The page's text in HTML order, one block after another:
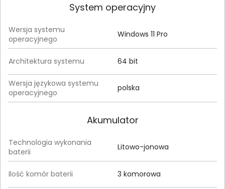
System operacyjny
Wersja systemu
operacyjnego
Windows 11 Pro
Architektura systemu 64 bit
Wersja językowa systemu
operacyjnego
polska
Akumulator
Technologia wykonania
baterii
Litowo-jonowa
Ilość komór baterii 3 komorowa